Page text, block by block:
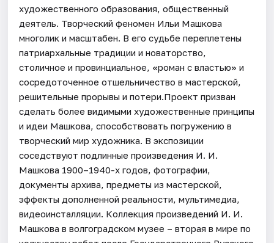
художественного образования, общественный
деятель. Творческий феномен Ильи Машкова
многолик и масштабен. В его судьбе переплетены
патриархальные традиции и новаторство,
столичное и провинциальное, «роман с властью» и
сосредоточенное отшельничество в мастерской,
решительные прорывы и потери.Проект призван
сделать более видимыми художественные принципы
и идеи Машкова, способствовать погружению в
творческий мир художника. В экспозиции
соседствуют подлинные произведения И. И.
Машкова 1900–1940-х годов, фотографии,
документы архива, предметы из мастерской,
эффекты дополненной реальности, мультимедиа,
видеоинсталляции. Коллекция произведений И. И.
Машкова в волгоградском музее – вторая в мире по